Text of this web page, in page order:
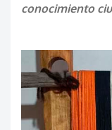
conocimiento